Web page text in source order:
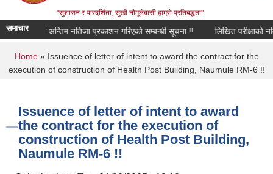
"सुशासन र पारदर्शिता, सुखी नौमूलेबासी हाम्रो प्रतिबद्धता"
समाचार
लागि अन्तिम नतिजा प्रकाशन गरिएको सम्बन्धी सूचना !! लिखित परीक्षाको
You are here
Home» Issuence of letter of intent to award the contract for the
execution of construction of Health Post Building, Naumule RM-6 !!
Issuence of letter of intent to award
the contract for the execution of
construction of Health Post Building,
Naumule RM-6 !!